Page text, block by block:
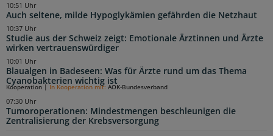
Auch seltene, milde Hypoglykämien gefährden die Netzhaut
10:51 Uhr
Studie aus der Schweiz zeigt: Emotionale Ärztinnen und Ärzte
wirken vertrauenswürdiger
10:37 Uhr
Blaualgen in Badeseen: Was für Ärzte rund um das Thema
Cyanobakterien wichtig ist
10:01 Uhr
Tumoroperationen: Mindestmengen beschleunigen die
Zentralisierung der Krebsversorgung
Kooperation In Kooperation mit: AOK-Bundesverband
07:30 Uhr